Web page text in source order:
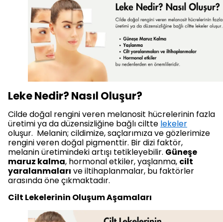
Leke Nedir? Nasıl Oluşur?
Cilde doğal rengini veren melanosit hücrelerinin fazla
üretimi ya da düzensizliğine bağlı ciltte lekeler
oluşur. Melanin; cildimize, saçlarımıza ve gözlerimize
rengini veren doğal pigmenttir. Bir dizi faktör,
melanin üretimindeki artışı tetikleyebilir. Güneşe
maruz kalma, hormonal etkiler, yaşlanma, cilt
yaralanmaları ve iltihaplanmalar, bu faktörler
arasında öne çıkmaktadır.
Cilt Lekelerinin Oluşum Aşamaları